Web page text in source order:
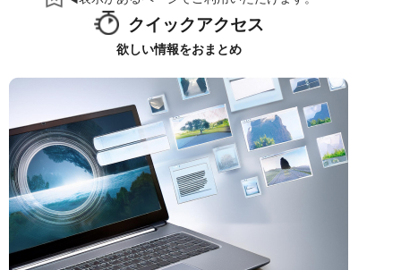
クイックアクセス
欲しい情報をおまとめ